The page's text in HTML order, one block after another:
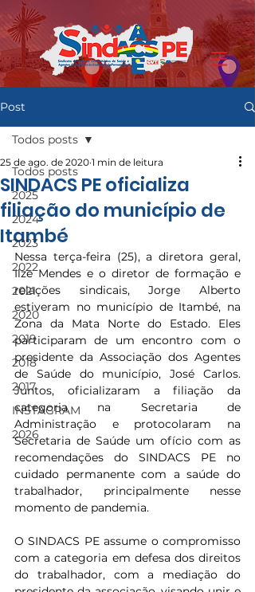
Post
Todos posts
2025
2024
2023
2022
2021
2020
2019
2018
2017
INSTAGRAM
2026
Todos posts
SINDACS PE oficializa
filiação do município de
Itambé
25 de ago. de 2020 1 min de leitura
Nessa terça-feira (25), a diretora geral,
Ilze Mendes e o diretor de formação e
relações sindicais, Jorge Alberto
estiveram no município de Itambé, na
Zona da Mata Norte do Estado. Eles
participaram de um encontro com o
presidente da Associação dos Agentes
de Saúde do município, José Carlos.
Juntos, oficializaram a filiação da
categoria na Secretaria de
Administração e protocolaram na
Secretaria de Saúde um ofício com as
recomendações do SINDACS PE no
cuidado permanente com a saúde do
trabalhador, principalmente nesse
momento de pandemia.
O SINDACS PE assume o compromisso
com a categoria em defesa dos direitos
do trabalhador, com a mediação do